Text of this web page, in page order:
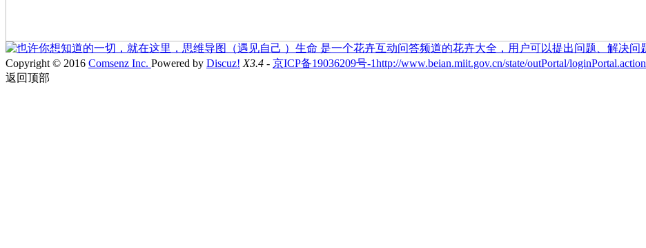
Copyright © 2016 Comsenz Inc. Powered by Discuz! X3.4 - 京ICP备19036209号-1http://www.beian.miit.gov.cn/state/outPortal/loginPortal.action
返回顶部